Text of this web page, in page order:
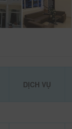
DỊCH VỤ